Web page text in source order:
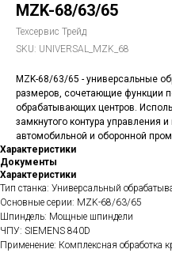
MZK-68/63/65
Техсервис Трейд
SKU: UNIVERSAL_MZK_68
MZK-68/63/65 - универсальные
размеров, сочетающие функции
обрабатывающих центров.
замкнутого контура управления
автомобильной и оборонной
Характеристики
Документы
Характеристики
Тип станка: Универсальный
Основные серии: MZK-68/63/65
Шпиндель: Мощные шпиндели
ЧПУ: SIEMENS 840D
Применение: Комплексная обработка